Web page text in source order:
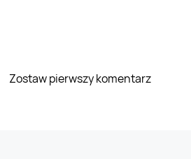
Zostaw pierwszy komentarz